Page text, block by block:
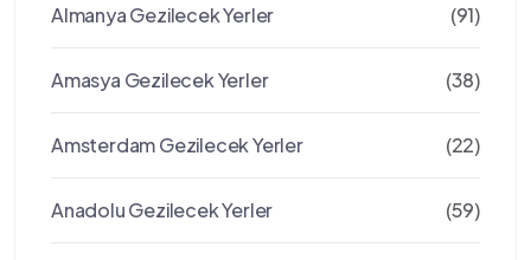
Almanya Gezilecek Yerler (91)
Amasya Gezilecek Yerler (38)
Amsterdam Gezilecek Yerler (22)
Anadolu Gezilecek Yerler (59)